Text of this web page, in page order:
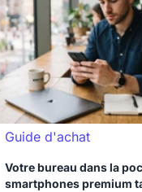
Guide d'achat
Votre bureau dans la
smartphones premium